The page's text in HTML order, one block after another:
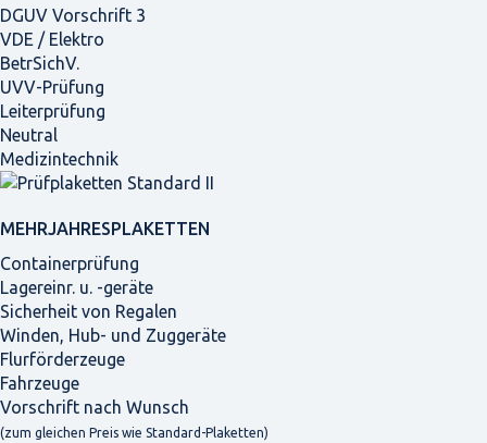
DGUV Vorschrift 3
VDE / Elektro
BetrSichV.
UVV-Prüfung
Leiterprüfung
Neutral
Medizintechnik
MEHRJAHRES­PLAKETTEN
Containerprüfung
Lagereinr. u. -geräte
Sicherheit von Regalen
Winden, Hub- und Zuggeräte
Flurförderzeuge
Fahrzeuge
Vorschrift nach Wunsch
(zum gleichen Preis wie Standard-Plaketten)